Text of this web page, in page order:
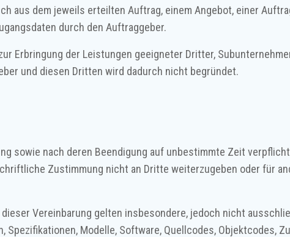
aus dem jeweils erteilten Auftrag, einem Angebot, einer
durch den Auftraggeber.
Erbringung der Leistungen geeigneter Dritter,
und diesen Dritten wird dadurch nicht begründet.
sowie nach deren Beendigung auf unbestimmte Zeit
Zustimmung nicht an Dritte weiterzugeben oder für
Vereinbarung gelten insbesondere, jedoch nicht
Spezifikationen, Modelle, Software, Quellcodes, Objektcodes,